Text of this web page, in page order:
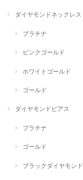
ダイヤモンドネックレス
プラチナ
ピンクゴールド
ホワイトゴールド
ゴールド
ダイヤモンドピアス
プラチナ
ゴールド
ブラックダイヤモンド